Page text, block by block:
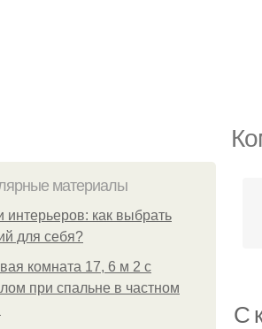
материалы
интерьеров: как выбрать
для себя?
комната 17, 6 м 2 с
при спальне в частном
С